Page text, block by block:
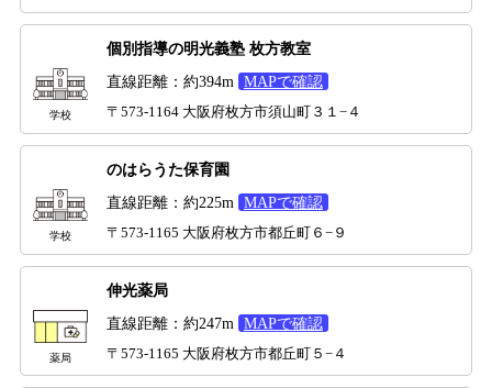
学校
個別指導の明光義塾 枚方教室
直線距離：約394m
MAPで確認
〒573-1164 大阪府枚方市須山町３１−４
学校
のはらうた保育園
直線距離：約225m
MAPで確認
〒573-1165 大阪府枚方市都丘町６−９
薬局
伸光薬局
直線距離：約247m
MAPで確認
〒573-1165 大阪府枚方市都丘町５−４